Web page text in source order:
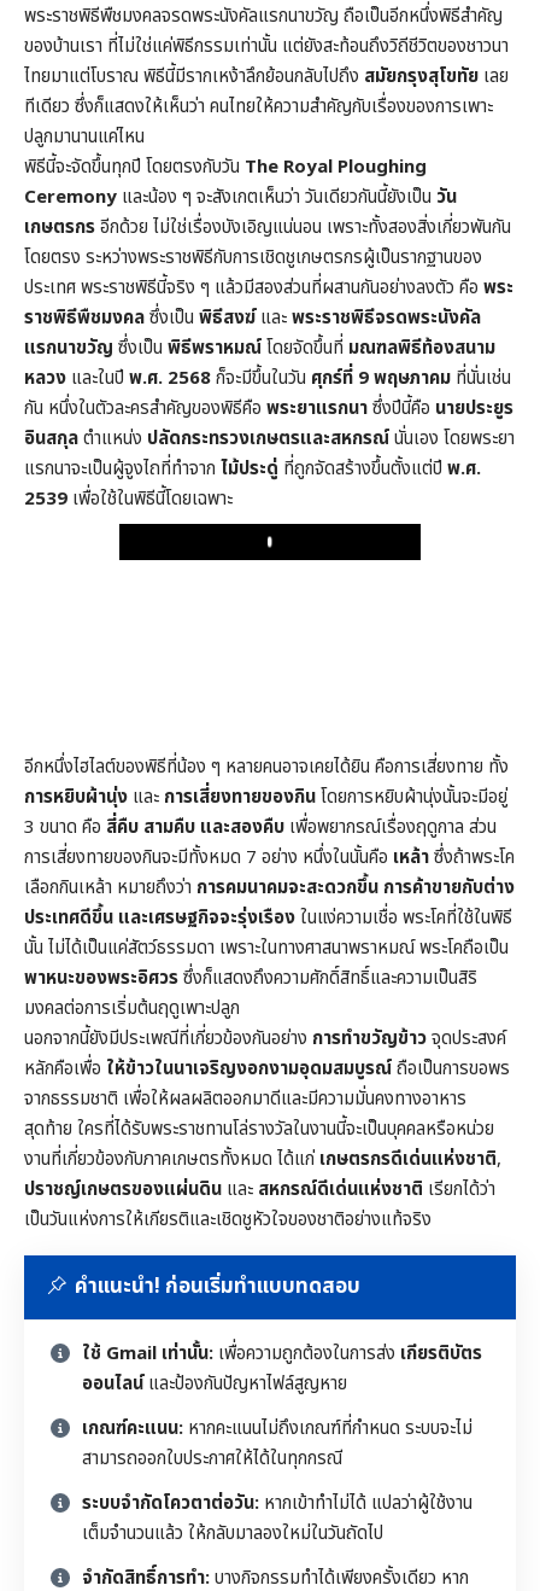
พระราชพิธีพืชมงคลจรดพระนังคัลแรกนาขวัญ ถือเป็นอีกหนึ่งพิธีสำคัญ
ของบ้านเรา ที่ไม่ใช่แค่พิธีกรรมเท่านั้น แต่ยังสะท้อนถึงวิถีชีวิตของชาวนา
ไทยมาแต่โบราณ พิธีนี้มีรากเหง้าลึกย้อนกลับไปถึง สมัยกรุงสุโขทัย เลย
ทีเดียว ซึ่งก็แสดงให้เห็นว่า คนไทยให้ความสำคัญกับเรื่องของการเพาะ
ปลูกมานานแค่ไหน
พิธีนี้จะจัดขึ้นทุกปี โดยตรงกับวัน The Royal Ploughing
Ceremony และน้อง ๆ จะสังเกตเห็นว่า วันเดียวกันนี้ยังเป็น วัน
เกษตรกรอีกด้วย ไม่ใช่เรื่องบังเอิญแน่นอน เพราะทั้งสองสิ่งเกี่ยวพันกัน
โดยตรง ระหว่างพระราชพิธีกับการเชิดชูเกษตรกรผู้เป็นรากฐานของ
ประเทศ พระราชพิธีนี้จริง ๆ แล้วมีสองส่วนที่ผสานกันอย่างลงตัว คือ พระ
ราชพิธีพืชมงคลซึ่งเป็น พิธีสงฆ์และพระราชพิธีจรดพระนังคัล
แรกนาขวัญ ซึ่งเป็น พิธีพราหมณ์โดยจัดขึ้นที่ มณฑลพิธีท้องสนาม
หลวง และในปี พ.ศ. 2568ก็จะมีขึ้นในวัน ศุกร์ที่ 9 พฤษภาคม ที่นั่นเช่น
กัน หนึ่งในตัวละครสำคัญของพิธีคือ พระยาแรกนาซึ่งปีนี้คือ นายประยูร
อินสกุลตำแหน่ง ปลัดกระทรวงเกษตรและสหกรณ์นั่นเอง โดยพระยา
แรกนาจะเป็นผู้จูงไถที่ทำจาก ไม้ประดู่ ที่ถูกจัดสร้างขึ้นตั้งแต่ปี พ.ศ.
2539 เพื่อใช้ในพิธีนี้โดยเฉพาะ
Play
อีกหนึ่งไฮไลต์ของพิธีที่น้อง ๆ หลายคนอาจเคยได้ยิน คือการเสี่ยงทาย ทั้ง
การหยิบผ้านุ่ง และ การเสี่ยงทายของกินโดยการหยิบผ้านุ่งนั้นจะมีอยู่
3 ขนาด คือ สี่คืบ สามคืบ และสองคืบ เพื่อพยากรณ์เรื่องฤดูกาล ส่วน
การเสี่ยงทายของกินจะมีทั้งหมด 7 อย่าง หนึ่งในนั้นคือ เหล้าซึ่งถ้าพระโค
เลือกกินเหล้า หมายถึงว่า การคมนาคมจะสะดวกขึ้น การค้าขายกับต่าง
ประเทศดีขึ้น และเศรษฐกิจจะรุ่งเรืองในแง่ความเชื่อ พระโคที่ใช้ในพิธี
นั้น ไม่ได้เป็นแค่สัตว์ธรรมดา เพราะในทางศาสนาพราหมณ์ พระโคถือเป็น
พาหนะของพระอิศวรซึ่งก็แสดงถึงความศักดิ์สิทธิ์และความเป็นสิริ
มงคลต่อการเริ่มต้นฤดูเพาะปลูก
นอกจากนี้ยังมีประเพณีที่เกี่ยวข้องกันอย่าง การทำขวัญข้าวจุดประสงค์
หลักคือเพื่อ ให้ข้าวในนาเจริญงอกงามอุดมสมบูรณ์ถือเป็นการขอพร
จากธรรมชาติ เพื่อให้ผลผลิตออกมาดีและมีความมั่นคงทางอาหาร
สุดท้าย ใครที่ได้รับพระราชทานโล่รางวัลในงานนี้จะเป็นบุคคลหรือหน่วย
งานที่เกี่ยวข้องกับภาคเกษตรทั้งหมด ได้แก่ เกษตรกรดีเด่นแห่งชาติ,
ปราชญ์เกษตรของแผ่นดิน และ สหกรณ์ดีเด่นแห่งชาติ เรียกได้ว่า
เป็นวันแห่งการให้เกียรติและเชิดชูหัวใจของชาติอย่างแท้จริง
คำแนะนำ! ก่อนเริ่มทำแบบทดสอบ
ใช้ Gmail เท่านั้น: เพื่อความถูกต้องในการส่ง เกียรติบัตร
ออนไลน์และป้องกันปัญหาไฟล์สูญหาย
เกณฑ์คะแนน: หากคะแนนไม่ถึงเกณฑ์ที่กำหนด ระบบจะไม่
สามารถออกใบประกาศให้ได้ในทุกกรณี
ระบบจำกัดโควตาต่อวัน: หากเข้าทำไม่ได้ แปลว่าผู้ใช้งาน
เต็มจำนวนแล้ว ให้กลับมาลองใหม่ในวันถัดไป
จำกัดสิทธิ์การทำ:บางกิจกรรมทำได้เพียงครั้งเดียว หาก